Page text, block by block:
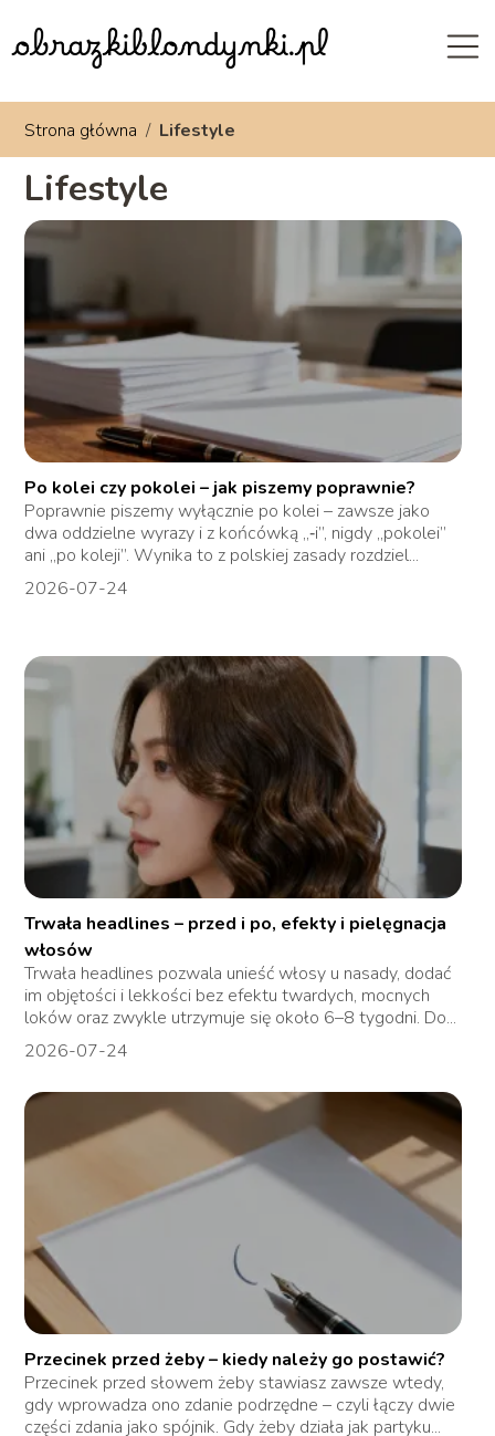
Strona główna / Lifestyle
Lifestyle
Po kolei czy pokolei – jak piszemy poprawnie?
Poprawnie piszemy wyłącznie po kolei – zawsze jako
dwa oddzielne wyrazy i z końcówką „‑i”, nigdy „pokolei”
ani „po koleji”. Wynika to z polskiej zasady rozdziel...
2026-07-24
Trwała headlines – przed i po, efekty i pielęgnacja
włosów
Trwała headlines pozwala unieść włosy u nasady, dodać
im objętości i lekkości bez efektu twardych, mocnych
loków oraz zwykle utrzymuje się około 6–8 tygodni. Do...
2026-07-24
Przecinek przed żeby – kiedy należy go postawić?
Przecinek przed słowem żeby stawiasz zawsze wtedy,
gdy wprowadza ono zdanie podrzędne – czyli łączy dwie
części zdania jako spójnik. Gdy żeby działa jak partyku...